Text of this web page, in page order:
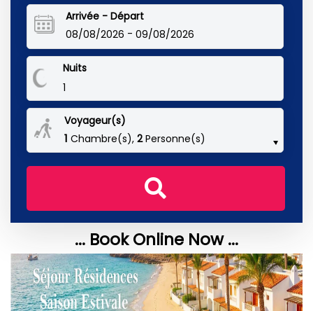
Arrivée - Départ
08/08/2026 - 09/08/2026
Nuits
Voyageur(s)
1 Chambre(s), 2Personne(s)
... Book Online Now ...